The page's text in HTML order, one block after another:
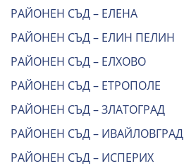
РАЙОНЕН СЪД – ЕЛЕНА
РАЙОНЕН СЪД – ЕЛИН ПЕЛИН
РАЙОНЕН СЪД – ЕЛХОВО
РАЙОНЕН СЪД – ЕТРОПОЛЕ
РАЙОНЕН СЪД – ЗЛАТОГРАД
РАЙОНЕН СЪД – ИВАЙЛОВГРАД
РАЙОНЕН СЪД – ИСПЕРИХ